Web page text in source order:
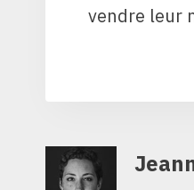
vendre leur